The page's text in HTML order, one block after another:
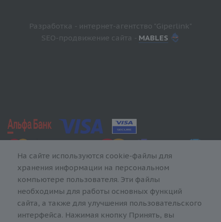
Разработка - интернет-агентство "Giperlink"
SEO-продвижение сайта - MABLES
На сайте используются cookie-файлы для
хранения информации на персональном
компьютере пользователя. Эти файлы
необходимы для работы основных функций
сайта, а также для улучшения пользовательского
интерфейса. Нажимая кнопку Принять, вы